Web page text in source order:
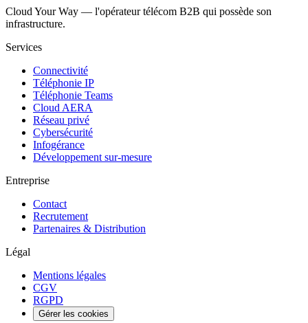
Cloud Your Way — l'opérateur télécom B2B qui possède son
infrastructure.
Services
Connectivité
Téléphonie IP
Téléphonie Teams
Cloud AERA
Réseau privé
Cybersécurité
Infogérance
Développement sur-mesure
Entreprise
Contact
Recrutement
Partenaires & Distribution
Légal
Mentions légales
CGV
RGPD
Gérer les cookies